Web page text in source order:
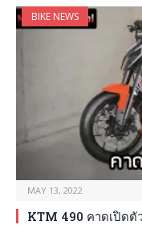
BIKE NEWS
MAY 13, 2022
KTM 490 คาดเปิดตั